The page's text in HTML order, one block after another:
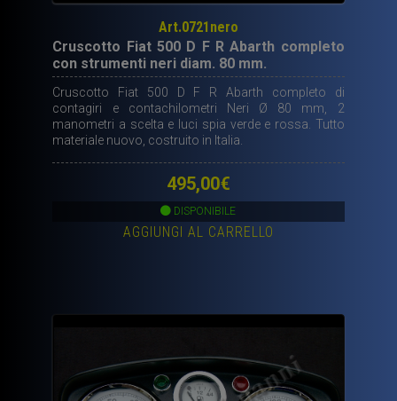
Art.0721nero
Cruscotto Fiat 500 D F R Abarth completo
con strumenti neri diam. 80 mm.
Cruscotto Fiat 500 D F R Abarth completo di
contagiri e contachilometri Neri Ø 80 mm, 2
manometri a scelta e luci spia verde e rossa. Tutto
materiale nuovo, costruito in Italia.
495,00€
DISPONIBILE
AGGIUNGI AL CARRELLO